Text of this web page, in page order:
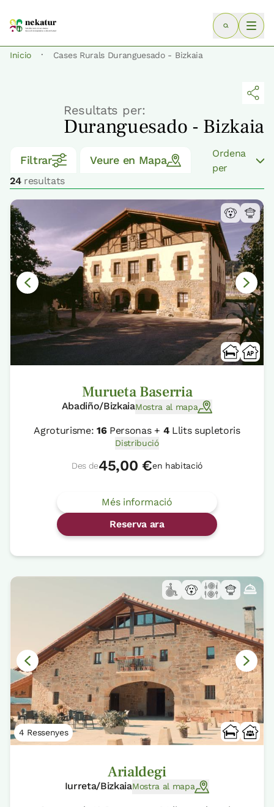
Inicio · Cases Rurals Duranguesado - Bizkaia
Resultats per:
Duranguesado - Bizkaia
Filtrar Veure en Mapa
24resultats
Ordena
per
Murueta Baserria
Abadiño/BizkaiaMostra al mapa
Agroturisme:16Personas + 4Llits supletoris
Distribució
Des de45,00 €en habitació
Més informació
Reserva ara
4 Ressenyes
Arialdegi
Iurreta/BizkaiaMostra al mapa